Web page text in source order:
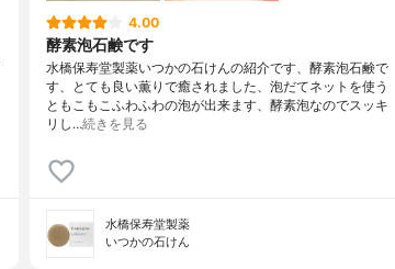
4.00
酵素泡石鹸です
水橋保寿堂製薬いつかの石けんの紹介です、酵素泡石鹸で
す、とても良い薫りで癒されました、泡だてネットを使う
ともこもこふわふわの泡が出来ます、酵素泡なのでスッキ
リし…続きを見る
水橋保寿堂製薬
いつかの石けん